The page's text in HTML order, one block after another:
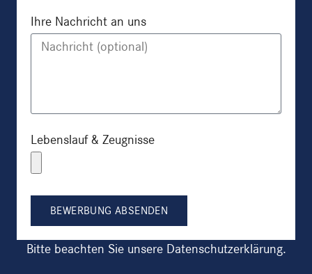
Ihre Nachricht an uns
Lebenslauf & Zeugnisse
BEWERBUNG ABSENDEN
Bitte beachten Sie unsere Datenschutzerklärung.